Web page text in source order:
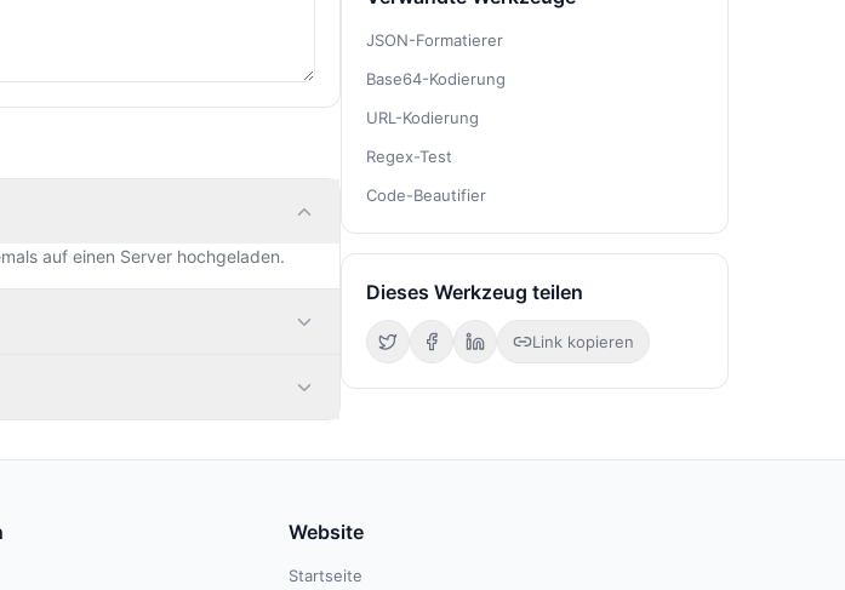
auf einen Server hochgeladen.
JSON-Formatierer
Base64-Kodierung
URL-Kodierung
Regex-Test
Code-Beautifier
Dieses Werkzeug teilen
Link kopieren
Website
Startseite